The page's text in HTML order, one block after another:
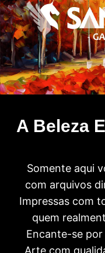
A Beleza
Somente aqui
com arquivos
Impressas com
quem
Encante-se
Arte com